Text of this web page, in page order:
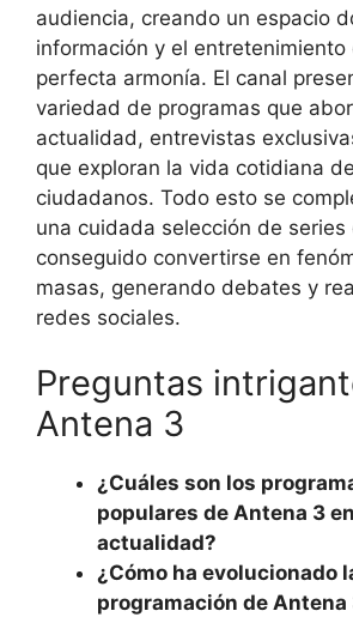
audiencia, creando un espacio
información y el entretenimiento
perfecta armonía. El canal
variedad de programas que
actualidad, entrevistas
que exploran la vida cotidiana
ciudadanos. Todo esto se
una cuidada selección de series
conseguido convertirse en
masas, generando debates y
redes sociales.
Preguntas
Antena 3
¿Cuáles son los
populares de Antena 3
actualidad?
¿Cómo ha evolucionado
programación de Antena